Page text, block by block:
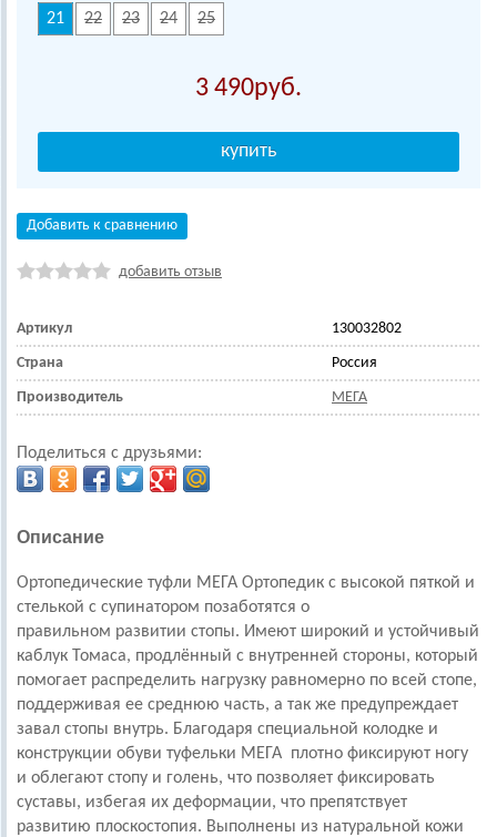
21 22 23 24 25
3 490
Добавить к сравнению
добавить отзыв
Артикул 130032802
Страна Россия
Производитель МЕГА
Поделиться с друзьями:
Описание
Ортопедические туфли МЕГА Ортопедик с высокой пяткой и
стелькой с супинатором позаботятся о
правильном развитии стопы. Имеют широкий и устойчивый
каблук Томаса, продлённый с внутренней стороны, который
помогает распределить нагрузку равномерно по всей стопе,
поддерживая ее среднюю часть, а так же предупреждает
завал стопы внутрь. Благодаря специальной колодке и
конструкции обуви туфельки МЕГА плотно фиксируют ногу
и облегают стопу и голень, что позволяет фиксировать
суставы, избегая их деформации, что препятствует
развитию плоскостопия. Выполнены из натуральной кожи